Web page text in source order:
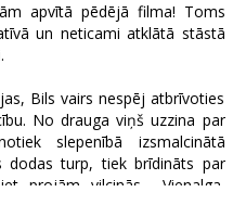
apvītā pēdējā filma! Toms
un neticami atklātā stāstā
Bils vairs nespēj atbrīvoties
No drauga viņš uzzina par
slepenībā izsmalcinātā
dodas turp, tiek brīdināts par
projām vilcinās... Vienalga,
pārbaudījumu Bila un